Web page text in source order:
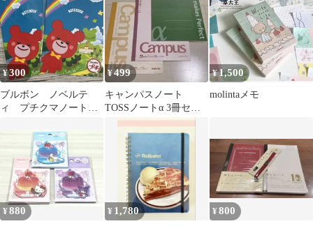
¥300
ブルボン ノベルテ
ィ プチクマノート 2
¥499
キャンパスノート
TOSSノートα 3冊セッ
¥1,500
molintaメモ
¥880 ¥ 1,780 ¥800